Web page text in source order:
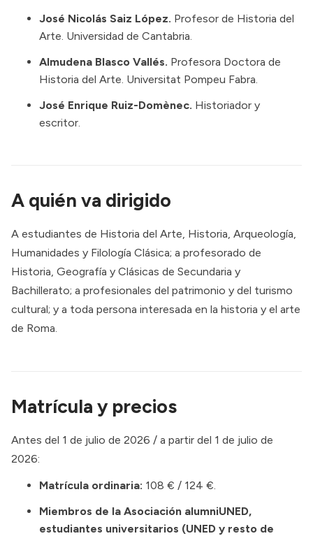
José Nicolás Saiz López. Profesor de Historia del
Arte. Universidad de Cantabria.
Almudena Blasco Vallés. Profesora Doctora de
Historia del Arte. Universitat Pompeu Fabra.
José Enrique Ruiz-Domènec. Historiador y
escritor.
A quién va dirigido
A estudiantes de Historia del Arte, Historia, Arqueología,
Humanidades y Filología Clásica; a profesorado de
Historia, Geografía y Clásicas de Secundaria y
Bachillerato; a profesionales del patrimonio y del turismo
cultural; y a toda persona interesada en la historia y el arte
de Roma.
Matrícula y precios
Antes del 1 de julio de 2026 / a partir del 1 de julio de
2026:
Matrícula ordinaria: 108 € / 124 €.
Miembros de la Asociación alumniUNED,
estudiantes universitarios (UNED y resto de